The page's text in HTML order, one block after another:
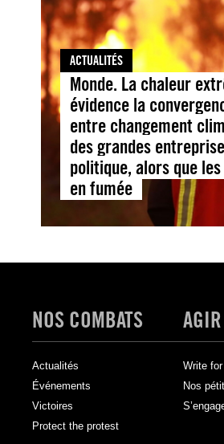
ACTUALITÉS
Monde. La chaleur
évidence la
entre changement
des grandes
politique, alors que
en fumée
NOS COMBATS
Actualités
Événements
Victoires
Protect the protest
AGIR
Write
Nos